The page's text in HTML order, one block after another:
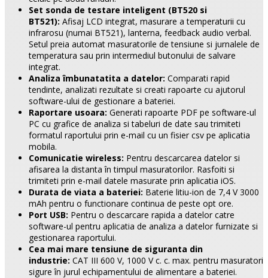
Set sonda de testare inteligent (BT520 si
BT521): Afisaj LCD integrat, masurare a temperaturii cu
infrarosu (numai BT521), lanterna, feedback audio verbal.
Setul preia automat masuratorile de tensiune si jurnalele de
temperatura sau prin intermediul butonului de salvare
integrat.
Analiza îmbunatatita a datelor: Comparati rapid
tendinte, analizati rezultate si creati rapoarte cu ajutorul
software-ului de gestionare a bateriei.
Raportare usoara: Generati rapoarte PDF pe software-ul
PC cu grafice de analiza si tabeluri de date sau trimiteti
formatul raportului prin e-mail cu un fisier csv pe aplicatia
mobila.
Comunicatie wireless: Pentru descarcarea datelor si
afisarea la distanta în timpul masuratorilor. Rasfoiti si
trimiteti prin e-mail datele masurate prin aplicatia iOS.
Durata de viata a bateriei: Baterie litiu-ion de 7,4 V 3000
mAh pentru o functionare continua de peste opt ore.
Port USB: Pentru o descarcare rapida a datelor catre
software-ul pentru aplicatia de analiza a datelor furnizate si
gestionarea raportului.
Cea mai mare tensiune de siguranta din
industrie: CAT III 600 V, 1000 V c. c. max. pentru masuratori
sigure în jurul echipamentului de alimentare a bateriei.